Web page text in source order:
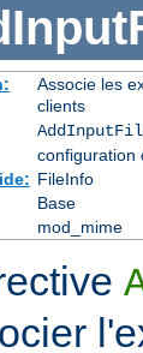
Associe les
clients
configuration
FileInfo
Base
mod_mime